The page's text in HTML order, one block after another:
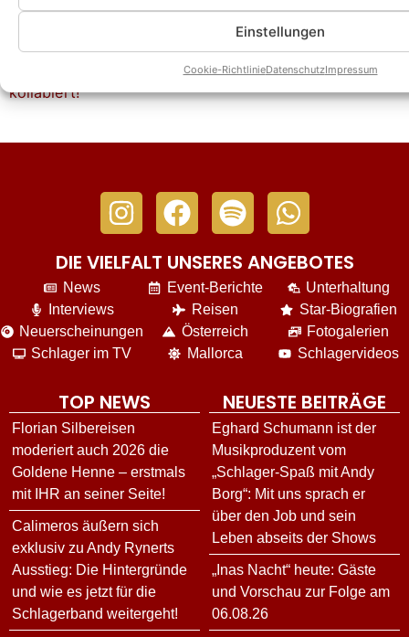
Einstellungen
Cookie-RichtlinieDatenschutzImpressum
„Rote Rosen“ Vorschau: Simon kollabiert!
DIE VIELFALT UNSERES ANGEBOTES
News
Interviews
Neuerscheinungen
Schlager im TV
Event-Berichte
Reisen
Österreich
Mallorca
Unterhaltung
Star-Biografien
Fotogalerien
Schlagervideos
TOP NEWS
Florian Silbereisen
moderiert auch 2026 die
Goldene Henne – erstmals
mit IHR an seiner Seite!
Calimeros äußern sich
exklusiv zu Andy Rynerts
Ausstieg: Die Hintergründe
und wie es jetzt für die
Schlagerband weitergeht!
NEUESTE BEITRÄGE
Eghard Schumann ist der
Musikproduzent vom
„Schlager-Spaß mit Andy
Borg“: Mit uns sprach er
über den Job und sein
Leben abseits der Shows
„Inas Nacht“ heute: Gäste
und Vorschau zur Folge am
06.08.26